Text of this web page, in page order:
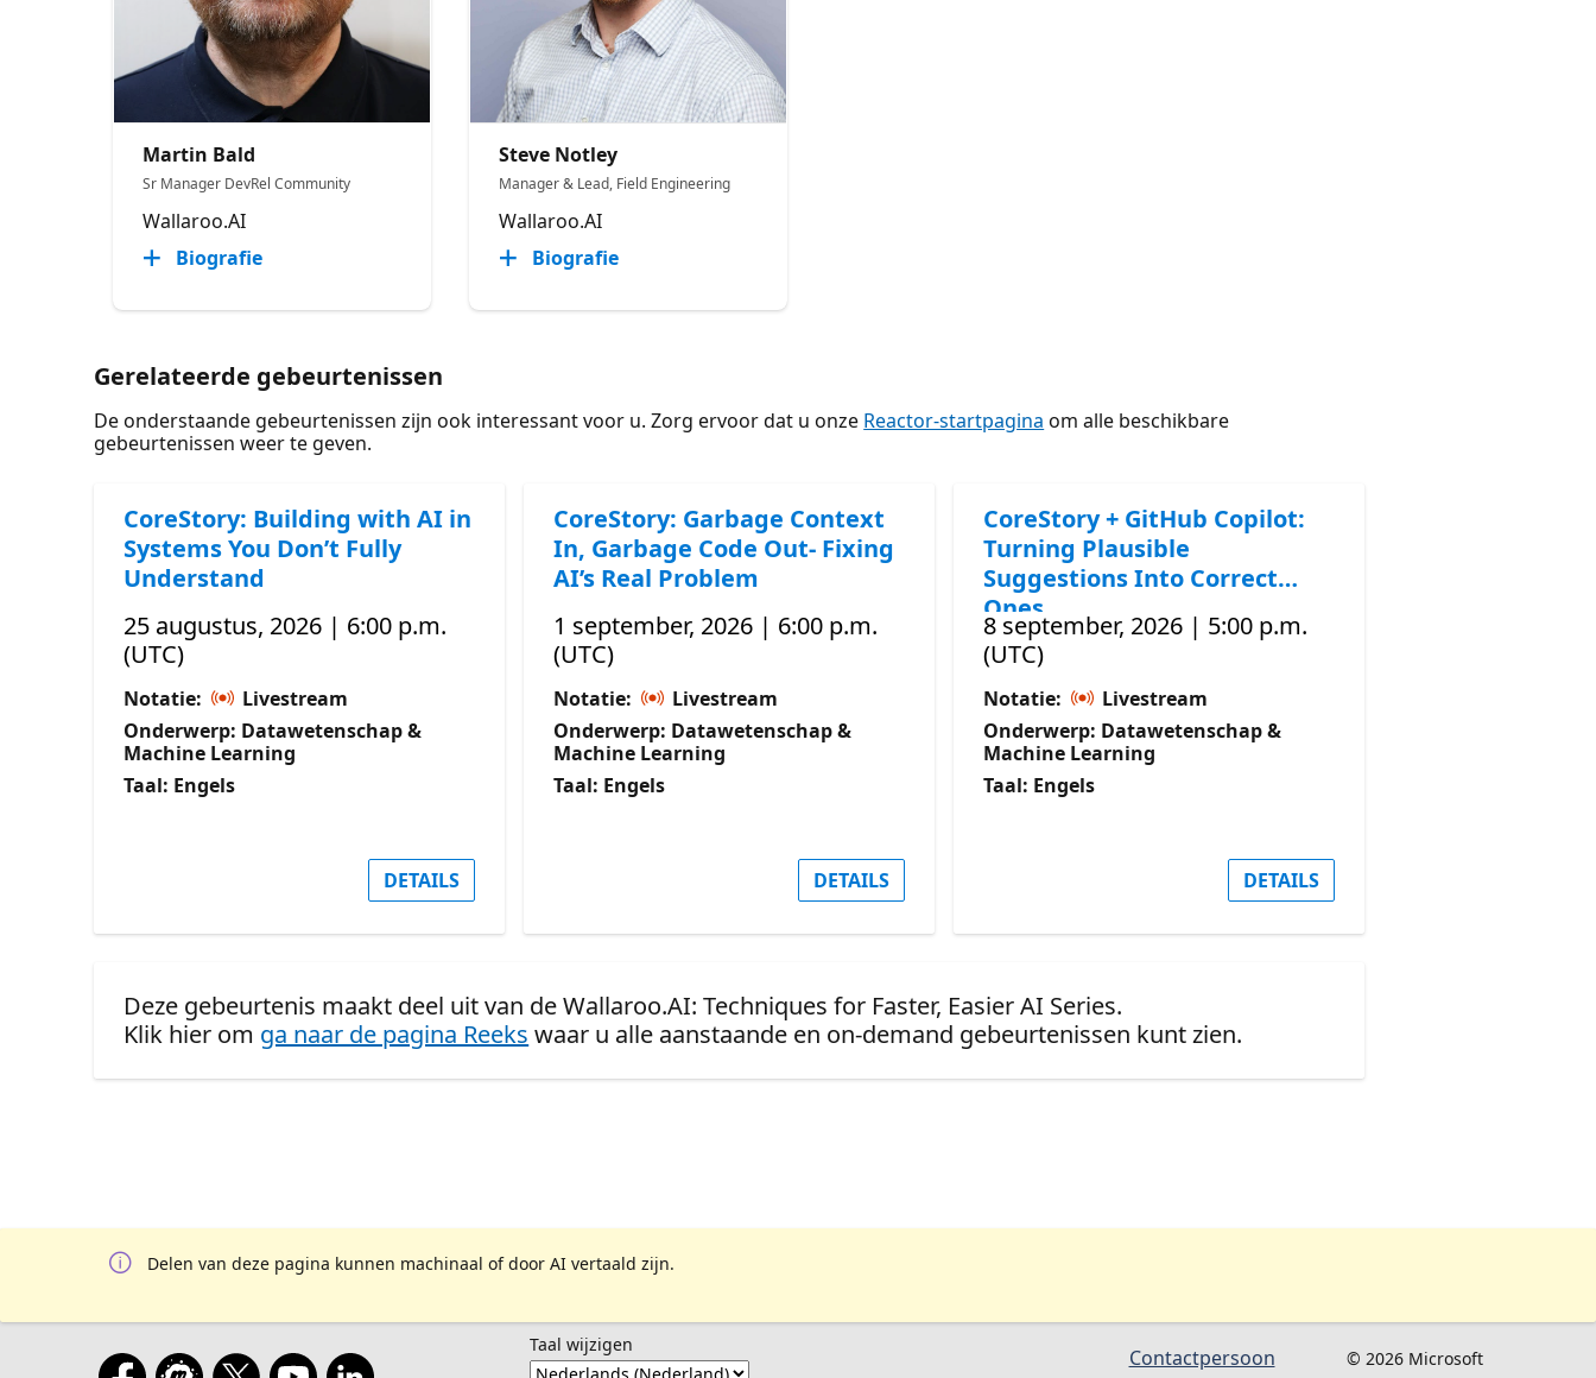
Martin Bald
Sr Manager DevRel Community
Wallaroo.AI
Biografie
Steve Notley
Manager & Lead, Field Engineering
Wallaroo.AI
Biografie
Gerelateerde gebeurtenissen
De onderstaande gebeurtenissen zijn ook interessant voor u. Zorg ervoor dat u onze Reactor-startpagina om alle beschikbare
gebeurtenissen weer te geven.
CoreStory: Building with AI in
Systems You Don’t Fully
Understand
25 augustus, 2026 | 6:00 p.m.
(UTC)
Notatie:
Livestream
Onderwerp: Datawetenschap &
Machine Learning
Taal: Engels
DETAILS
CoreStory: Garbage Context
In, Garbage Code Out- Fixing
AI’s Real Problem
1 september, 2026 | 6:00 p.m.
(UTC)
Notatie:
Livestream
Onderwerp: Datawetenschap &
Machine Learning
Taal: Engels
DETAILS
CoreStory + GitHub Copilot:
Turning Plausible
Suggestions Into Correct
Ones
8 september, 2026 | 5:00 p.m.
(UTC)
Notatie:
Livestream
Onderwerp: Datawetenschap &
Machine Learning
Taal: Engels
DETAILS
Deze gebeurtenis maakt deel uit van de Wallaroo.AI: Techniques for Faster, Easier AI Series.
Klik hier om ga naar de pagina Reeks waar u alle aanstaande en on-demand gebeurtenissen kunt zien.
Delen van deze pagina kunnen machinaal of door AI vertaald zijn.
Taal wijzigen
Contactpersoon
© 2026 Microsoft